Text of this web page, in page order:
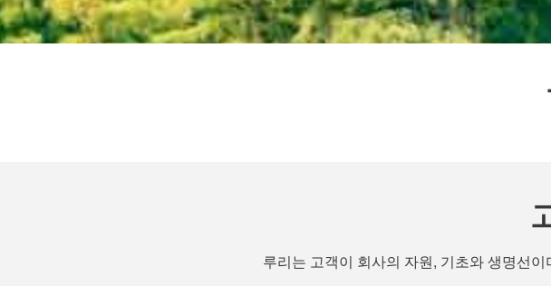
루리는 고객이 회사의 자원, 기초와 생명선